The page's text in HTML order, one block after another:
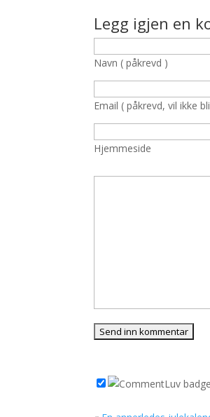
Legg igjen en
Navn ( påkrevd )
Email ( påkrevd, vil ikke
Hjemmeside